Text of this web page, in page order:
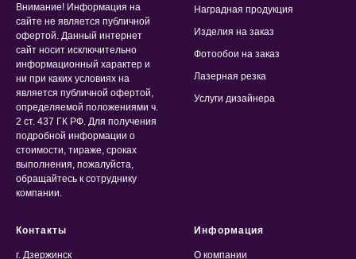
Внимание! Информация на
сайте не является публичной
офертой. Данный интернет
сайт носит исключительно
информационный характер и
ни при каких условиях на
является публичной офертой,
определяемой положениями ч.
2 ст. 437 ГК РФ. Для получения
подробной информации о
стоимости, тираже, сроках
выполнения, пожалуйста,
обращайтесь к сотруднику
компании.
Наградная продукция
Изделия на заказ
Фотообои на заказ
Лазерная резка
Услуги дизайнера
Контакты
г. Дзержинск
Информация
О компании